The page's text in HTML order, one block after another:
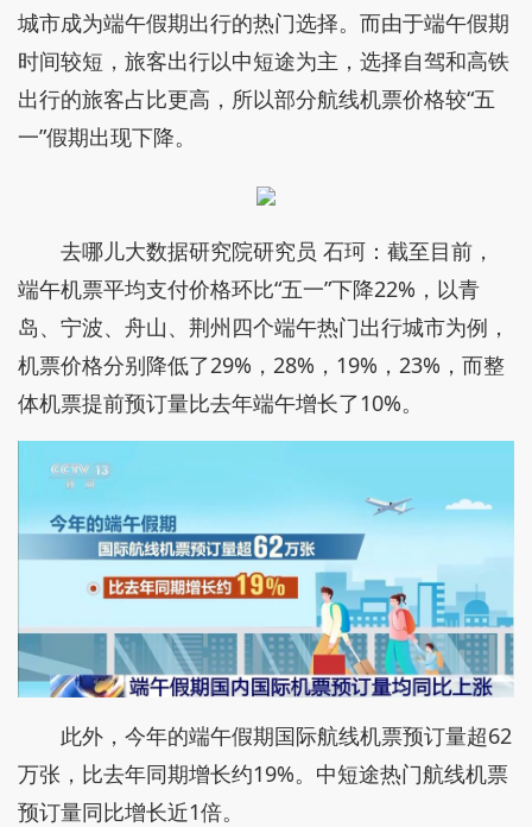
城市成为端午假期出行的热门选择。而由于端午假期
时间较短，旅客出行以中短途为主，选择自驾和高铁
出行的旅客占比更高，所以部分航线机票价格较“五
一”假期出现下降。
去哪儿大数据研究院研究员 石珂：截至目前，
端午机票平均支付价格环比“五一”下降22%，以青
岛、宁波、舟山、荆州四个端午热门出行城市为例，
机票价格分别降低了29%，28%，19%，23%，而整
体机票提前预订量比去年端午增长了10%。
此外，今年的端午假期国际航线机票预订量超62
万张，比去年同期增长约19%。中短途热门航线机票
预订量同比增长近1倍。